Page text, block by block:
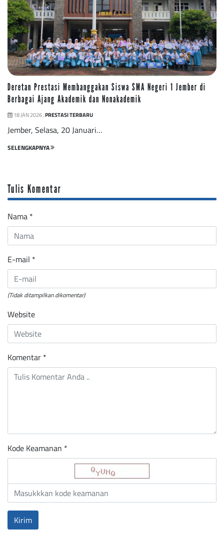
Deretan Prestasi Membanggakan Siswa SMA Negeri 1 Jember di
Berbagai Ajang Akademik dan Nonakademik
18 JAN 2026 ,PRESTASI TERBARU
Jember, Selasa, 20 Januari…
SELENGKAPNYA
Tulis Komentar
Nama *
E-mail *
(Tidak ditampilkan dikomentar)
Website
Komentar *
Kode Keamanan *